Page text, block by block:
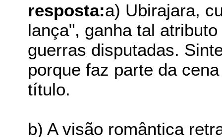
resposta:a) Ubirajara,
lança", ganha tal
guerras disputadas.
porque faz parte da
título.
b) A visão romântica